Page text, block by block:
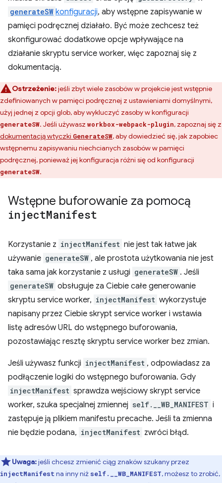
generateSW konfiguracji, aby wstępne zapisywanie w
pamięci podręcznej działało. Być może zechcesz też
skonfigurować dodatkowe opcje wpływające na
działanie skryptu service worker, więc zapoznaj się z
dokumentacją.
Ostrzeżenie:jeśli zbyt wiele zasobów w projekcie jest wstępnie
zdefiniowanych w pamięci podręcznej z ustawieniami domyślnymi,
użyj jednej z opcji glob, aby wykluczyć zasoby w konfiguracji
generateSW. Jeśli używasz workbox-webpack-plugin, zapoznaj się z
dokumentacją wtyczki GenerateSW, aby dowiedzieć się, jak zapobiec
wstępnemu zapisywaniu niechcianych zasobów w pamięci
podręcznej, ponieważ jej konfiguracja różni się od konfiguracji
generateSW.
Wstępne buforowanie za pomocą
injectManifest
Korzystanie z injectManifest nie jest tak łatwe jak
używanie generateSW , ale prostota użytkowania nie jest
taka sama jak korzystanie z usługi generateSW . Jeśli
generateSW obsługuje za Ciebie całe generowanie
skryptu service worker, injectManifest wykorzystuje
napisany przez Ciebie skrypt service worker i wstawia
listę adresów URL do wstępnego buforowania,
pozostawiając resztę skryptu service worker bez zmian.
Jeśli używasz funkcji injectManifest , odpowiadasz za
podłączenie logiki do wstępnego buforowania. Gdy
injectManifest sprawdza wejściowy skrypt service
worker, szuka specjalnej zmiennej self.__WB_MANIFEST i
zastępuje ją plikiem manifestu precache. Jeśli ta zmienna
nie będzie podana, injectManifest zwróci błąd.
Uwaga:jeśli chcesz zmienić ciąg znaków szukany przez
injectManifest na inny niż self.__WB_MANIFEST, możesz to zrobić,